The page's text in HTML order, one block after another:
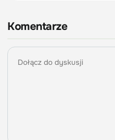
Komentarze